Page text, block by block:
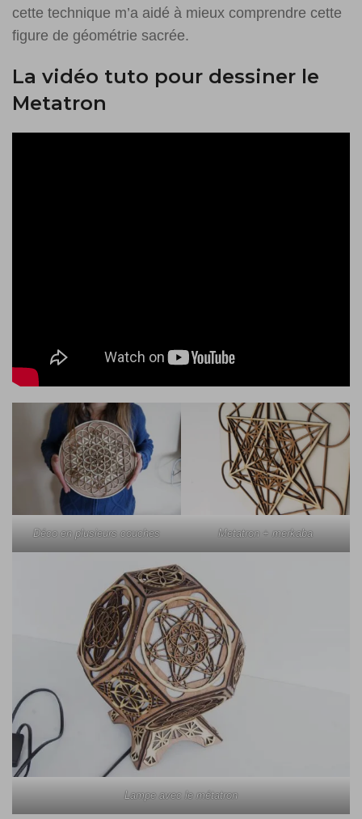
cette technique m’a aidé à mieux comprendre cette
figure de géométrie sacrée.
La vidéo tuto pour dessiner le
Metatron
Déco en plusieurs couches Metatron + merkaba
Lampe avec le métatron